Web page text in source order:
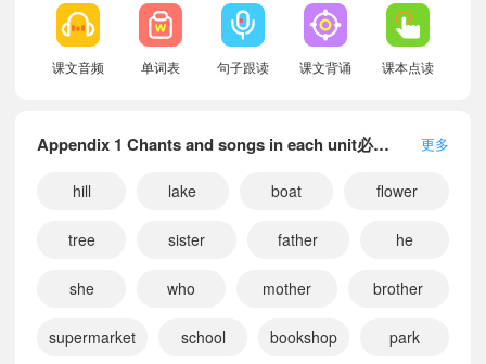
课文音频 单词表 句子跟读 课文背诵 课本点读
Appendix 1 Chants and songs in each unit必背单词 更多
hill lake boat flower
tree sister father he
she who mother brother
supermarket school bookshop park